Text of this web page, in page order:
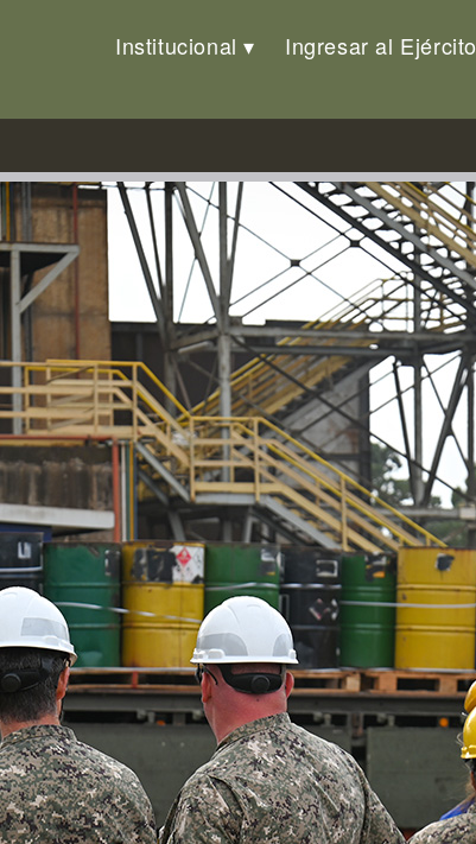
Institucional Ingresar al Ejército